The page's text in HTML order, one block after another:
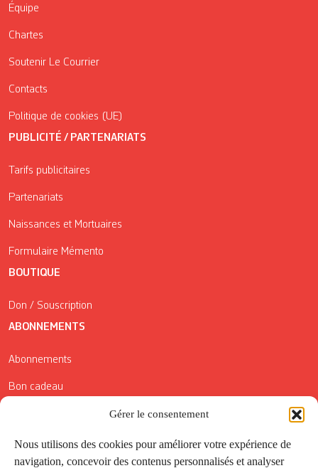
Gérer le consentement
Nous utilisons des cookies pour améliorer votre expérience de
navigation, concevoir des contenus personnalisés et analyser
Équipe
Chartes
Soutenir Le Courrier
Contacts
Politique de cookies (UE)
PUBLICITÉ / PARTENARIATS
Tarifs publicitaires
Partenariats
Naissances et Mortuaires
Formulaire Mémento
BOUTIQUE
Don / Souscription
ABONNEMENTS
Abonnements
Bon cadeau
Conditions générales de vente
Réductions de la Carte Côté Courrier
Application